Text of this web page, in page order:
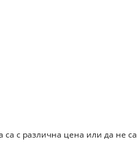
с различна цена или да не са